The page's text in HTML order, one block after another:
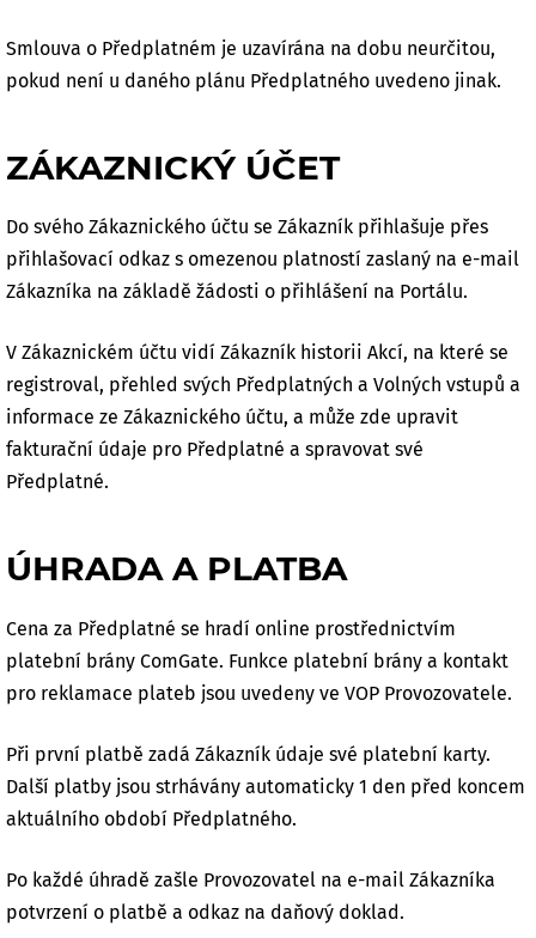
Smlouva o Předplatném je uzavírána na dobu neurčitou,
pokud není u daného plánu Předplatného uvedeno jinak.
ZÁKAZNICKÝ ÚČET
Do svého Zákaznického účtu se Zákazník přihlašuje přes
přihlašovací odkaz s omezenou platností zaslaný na e-mail
Zákazníka na základě žádosti o přihlášení na Portálu.
V Zákaznickém účtu vidí Zákazník historii Akcí, na které se
registroval, přehled svých Předplatných a Volných vstupů a
informace ze Zákaznického účtu, a může zde upravit
fakturační údaje pro Předplatné a spravovat své
Předplatné.
ÚHRADA A PLATBA
Cena za Předplatné se hradí online prostřednictvím
platební brány ComGate. Funkce platební brány a kontakt
pro reklamace plateb jsou uvedeny ve VOP Provozovatele.
Při první platbě zadá Zákazník údaje své platební karty.
Další platby jsou strhávány automaticky 1 den před koncem
aktuálního období Předplatného.
Po každé úhradě zašle Provozovatel na e-mail Zákazníka
potvrzení o platbě a odkaz na daňový doklad.